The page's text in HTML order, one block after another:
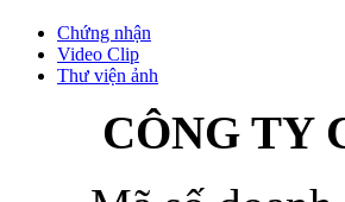
Chứng nhận
Video Clip
Thư viện ảnh
CÔNG TY